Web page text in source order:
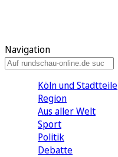
Navigation
Köln und Stadtteile
Region
Aus aller Welt
Sport
Politik
Debatte